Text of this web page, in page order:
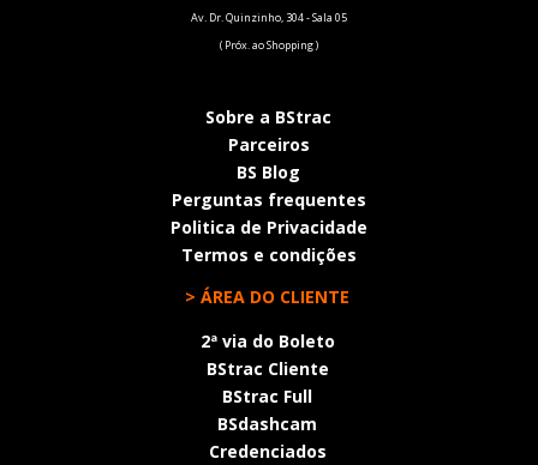
Av. Dr. Quinzinho, 304 - Sala 05
( Próx. ao Shopping )
Sobre a BStrac
Parceiros
BS Blog
Perguntas frequentes
Politica de Privacidade
Termos e condições
> ÁREA DO CLIENTE
2ª via do Boleto
BStrac Cliente
BStrac Full
BSdashcam
Credenciados